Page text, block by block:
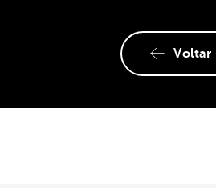
Voltar